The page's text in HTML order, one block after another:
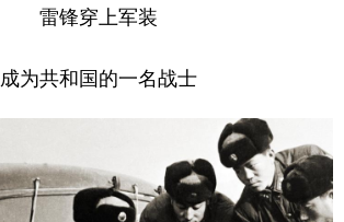
雷锋穿上军装
成为共和国的一名战士